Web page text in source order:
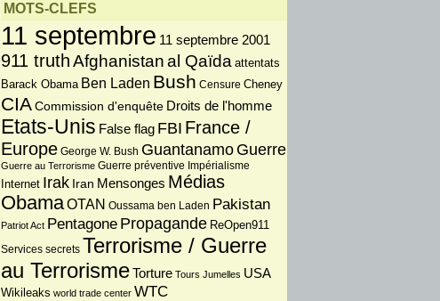
MOTS-CLEFS
11 septembre 11 septembre 2001
911 truthAfghanistanal Qaïda attentats
Barack Obama Ben Laden Bush Censure Cheney
CIA Commission d'enquête Droits de l'homme
Etats-Unis False flag FBI France /
Europe George W. Bush Guantanamo Guerre
Guerre au Terrorisme Guerre préventive Impérialisme
Internet Irak Iran Mensonges Médias
ObamaOTAN Oussama ben Laden Pakistan
Patriot Act Pentagone Propagande ReOpen911
Services secrets Terrorisme / Guerre
au TerrorismeTorture Tours Jumelles USA
Wikileaks world trade center WTC